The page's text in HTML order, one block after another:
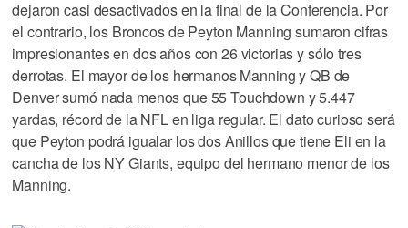
dejaron casi desactivados en la final de la Conferencia. Por
el contrario, los Broncos de Peyton Manning sumaron cifras
impresionantes en dos años con 26 victorias y sólo tres
derrotas. El mayor de los hermanos Manning y QB de
Denver sumó nada menos que 55 Touchdown y 5.447
yardas, récord de la NFL en liga regular. El dato curioso será
que Peyton podrá igualar los dos Anillos que tiene Eli en la
cancha de los NY Giants, equipo del hermano menor de los
Manning.